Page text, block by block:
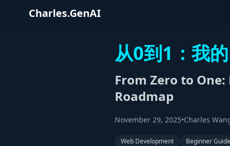
Charles.GenAI
从0到1：我
From Zero to
Roadmap
November 29, 2025•Charles
Web Development Beginner Guide